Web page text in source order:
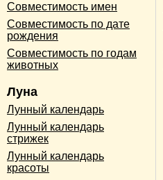
Совместимость имен
Совместимость по дате
рождения
Совместимость по годам
животных
Луна
Лунный календарь
Лунный календарь
стрижек
Лунный календарь
красоты